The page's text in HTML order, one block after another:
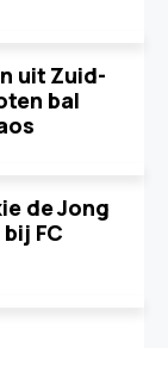
uit Zuid-
bal
de Jong
FC